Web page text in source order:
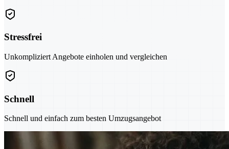
Stressfrei
Unkompliziert Angebote einholen und vergleichen
Schnell
Schnell und einfach zum besten Umzugsangebot